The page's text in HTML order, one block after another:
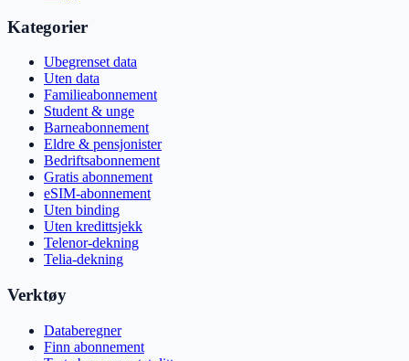
Kategorier
Ubegrenset data
Uten data
Familieabonnement
Student & unge
Barneabonnement
Eldre & pensjonister
Bedriftsabonnement
Gratis abonnement
eSIM-abonnement
Uten binding
Uten kredittsjekk
Telenor-dekning
Telia-dekning
Verktøy
Databeregner
Finn abonnement